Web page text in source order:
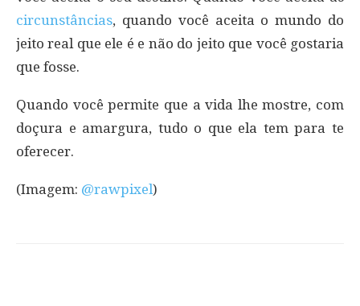
circunstâncias, quando você aceita o mundo do
jeito real que ele é e não do jeito que você gostaria
que fosse.
Quando você permite que a vida lhe mostre, com
doçura e amargura, tudo o que ela tem para te
oferecer.
(Imagem: @rawpixel)